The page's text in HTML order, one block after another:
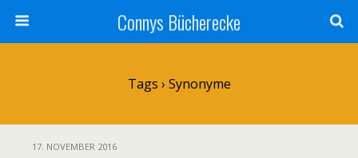
Connys Bücherecke
Tags › Synonyme
17. NOVEMBER 2016